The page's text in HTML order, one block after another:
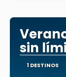
sin
1 DESTINOS